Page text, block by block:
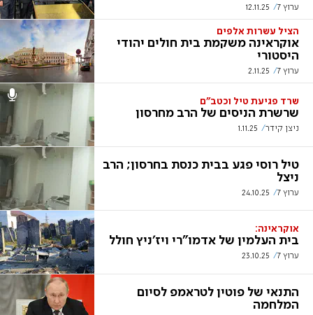
ערוץ 7 12.11.25
הציל עשרות אלפים
אוקראינה משקמת בית חולים יהודי
היסטורי
ערוץ 7 2.11.25
שרד פגיעת טיל וכטב"ם
שרשרת הניסים של הרב מחרסון
ניצן קידר 1.11.25
טיל רוסי פגע בבית כנסת בחרסון; הרב
ניצל
ערוץ 7 24.10.25
אוקראינה:
בית העלמין של אדמו"רי ויז'ניץ חולל
ערוץ 7 23.10.25
התנאי של פוטין לטראמפ לסיום
המלחמה